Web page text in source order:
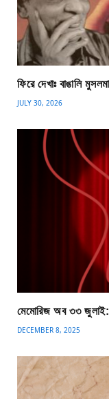
ফিরে দেখাঃ বাঙালি
JULY 30, 2026
মেমোরিজ অব ৩৩ জুলাই:
DECEMBER 8, 2025